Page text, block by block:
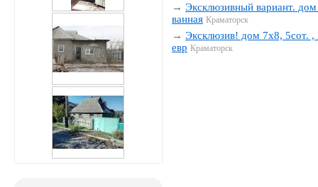
→Эксклюзивный вариант.
ванная Краматорск
→Эксклюзив! дом 7х8, 5сот. ,
евр Краматорск